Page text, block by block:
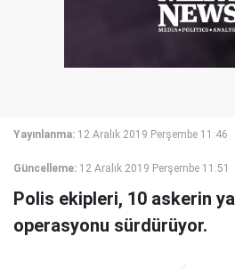
Yayınlanma: 12 Aralık 2019 Perşembe 11:46
Güncelleme: 12 Aralık 2019 Perşembe 11:51
Polis ekipleri, 10 askerin
operasyonu sürdürüyor.